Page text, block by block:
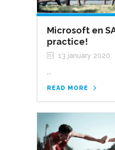
Microsoft en
practice!
13 january 2020
READ MORE